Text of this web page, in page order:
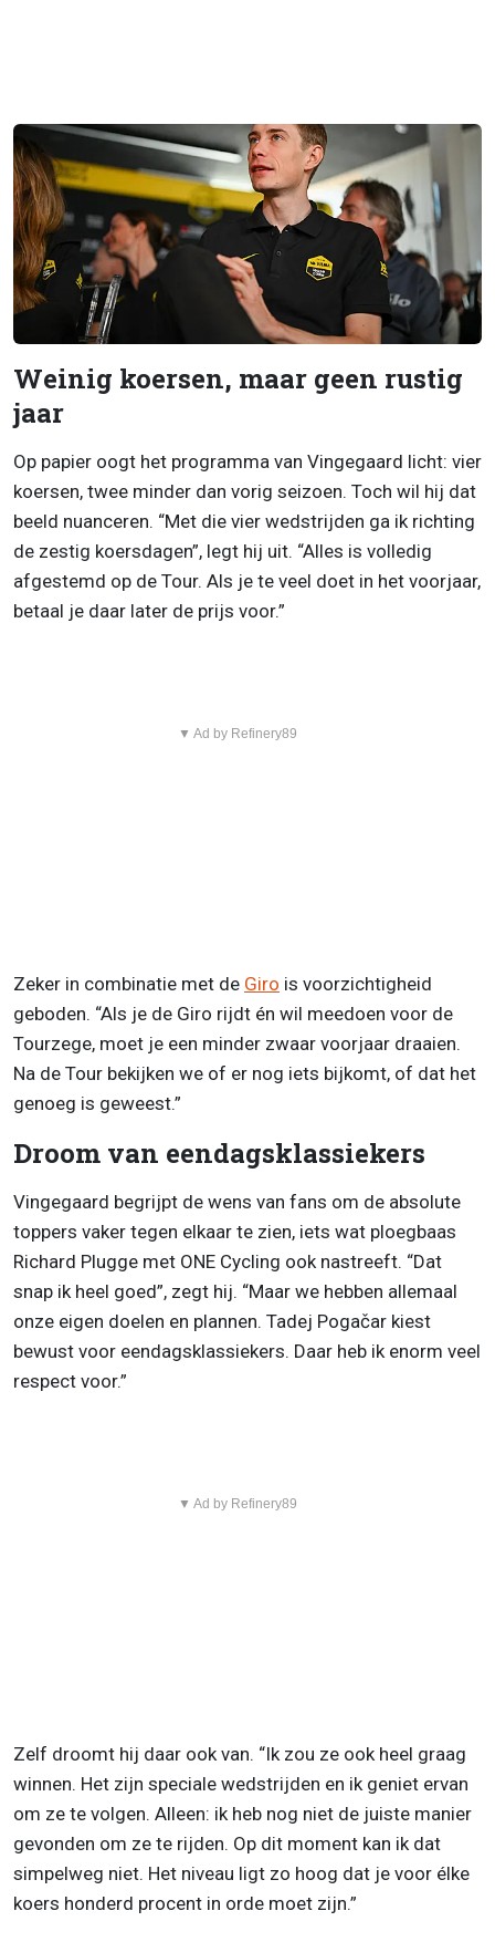
Weinig koersen, maar geen rustig
jaar
Op papier oogt het programma van Vingegaard licht: vier
koersen, twee minder dan vorig seizoen. Toch wil hij dat
beeld nuanceren. “Met die vier wedstrijden ga ik richting
de zestig koersdagen”, legt hij uit. “Alles is volledig
afgestemd op de Tour. Als je te veel doet in het voorjaar,
betaal je daar later de prijs voor.”
▼ Ad by Refinery89
Zeker in combinatie met de Giro is voorzichtigheid
geboden. “Als je de Giro rijdt én wil meedoen voor de
Tourzege, moet je een minder zwaar voorjaar draaien.
Na de Tour bekijken we of er nog iets bijkomt, of dat het
genoeg is geweest.”
Droom van eendagsklassiekers
Vingegaard begrijpt de wens van fans om de absolute
toppers vaker tegen elkaar te zien, iets wat ploegbaas
Richard Plugge met ONE Cycling ook nastreeft. “Dat
snap ik heel goed”, zegt hij. “Maar we hebben allemaal
onze eigen doelen en plannen. Tadej Pogačar kiest
bewust voor eendagsklassiekers. Daar heb ik enorm veel
respect voor.”
▼ Ad by Refinery89
Zelf droomt hij daar ook van. “Ik zou ze ook heel graag
winnen. Het zijn speciale wedstrijden en ik geniet ervan
om ze te volgen. Alleen: ik heb nog niet de juiste manier
gevonden om ze te rijden. Op dit moment kan ik dat
simpelweg niet. Het niveau ligt zo hoog dat je voor élke
koers honderd procent in orde moet zijn.”